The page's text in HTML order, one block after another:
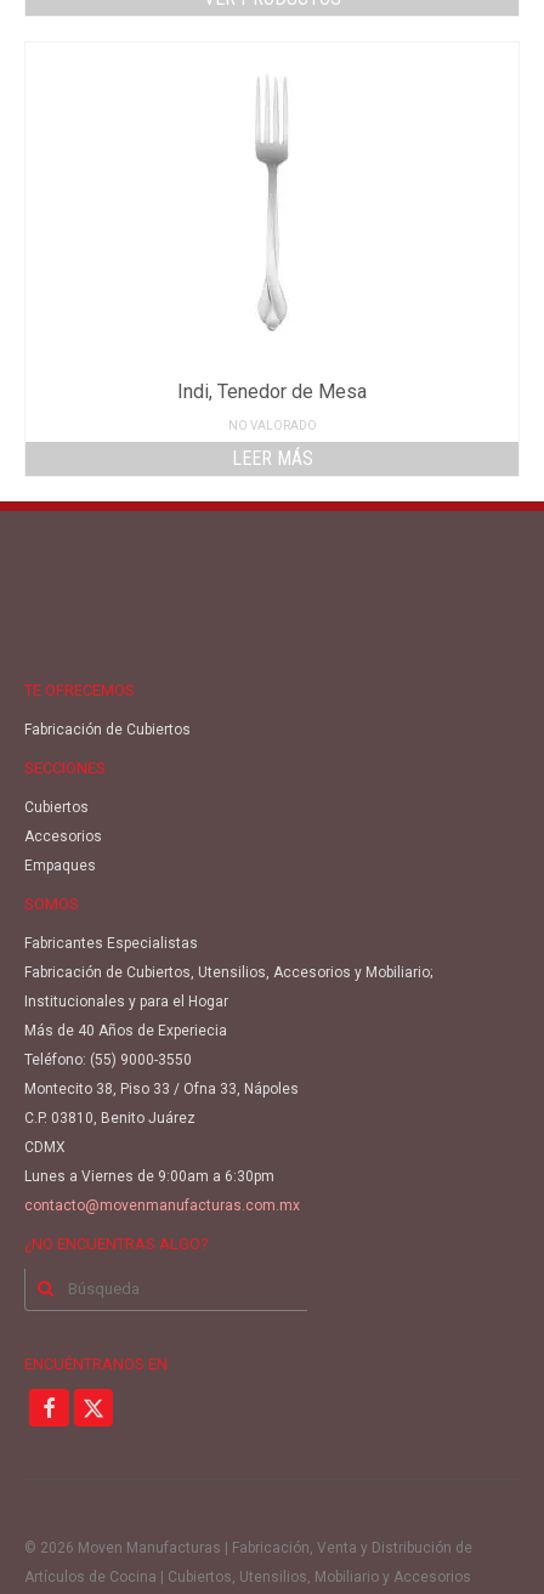
Indi, Tenedor de Mesa
NO VALORADO
LEER MÁS
TE OFRECEMOS
Fabricación de Cubiertos
SECCIONES
Cubiertos
Accesorios
Empaques
SOMOS
Fabricantes Especialistas
Fabricación de Cubiertos, Utensilios, Accesorios y Mobiliario;
Institucionales y para el Hogar
Más de 40 Años de Experiecia
Teléfono: (55) 9000-3550
Montecito 38, Piso 33 / Ofna 33, Nápoles
C.P. 03810, Benito Juárez
CDMX
Lunes a Viernes de 9:00am a 6:30pm
contacto@movenmanufacturas.com.mx
¿NO ENCUENTRAS ALGO?
Buscar
ENCUÉNTRANOS EN
© 2026 Moven Manufacturas | Fabricación, Venta y Distribución de
Artículos de Cocina | Cubiertos, Utensilios, Mobiliario y Accesorios